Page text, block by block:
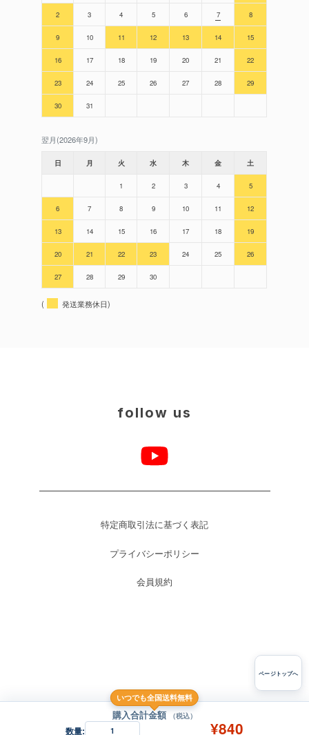
購入合計金額 （税込）
いつでも全国送料無料
数量: 1 ¥840
2 3 4 5 6 7 8
9 10 11 12 13 14 15
16 17 18 19 20 21 22
23 24 25 26 27 28 29
30 31
翌月(2026年9月)
日 月 火 水 木 金 土
1 2 3 4 5
6 7 8 9 10 11 12
13 14 15 16 17 18 19
20 21 22 23 24 25 26
27 28 29 30
( 発送業務休日)
follow us
特定商取引法に基づく表記
プライバシーポリシー
会員規約
ページトップへ